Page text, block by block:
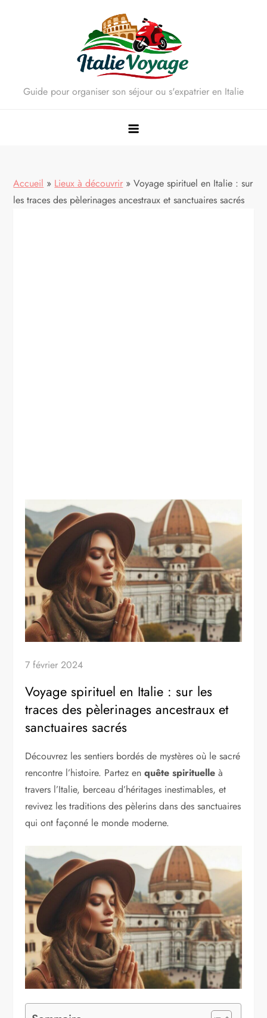
Guide pour organiser son séjour ou s'expatrier en Italie
Accueil » Lieux à découvrir » Voyage spirituel en Italie : sur
les traces des pèlerinages ancestraux et sanctuaires sacrés
7 février 2024
Voyage spirituel en Italie : sur les
traces des pèlerinages ancestraux et
sanctuaires sacrés
Découvrez les sentiers bordés de mystères où le sacré
rencontre l’histoire. Partez enquête spirituelle à
travers l’Italie, berceau d’héritages inestimables, et
revivez les traditions des pèlerins dans des sanctuaires
qui ont façonné le monde moderne.